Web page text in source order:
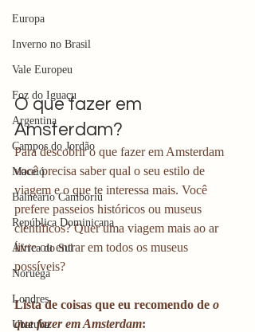
Europa
Inverno no Brasil
Vale Europeu
Foz do Iguaçu
Argentina
Campos do Jordão
Maceió
Balneário Camboriú
República Dominicana
África do Sul
Noruega
Londres
Ubatuba
O que fazer em
Amsterdam?
Para descobrir o que fazer em Amsterdam
você precisa saber qual o seu estilo de
viagem e o que te interessa mais. Você
prefere passeios históricos ou museus
científicos? Quer uma viagem mais ao ar
livre ou entrar em todos os museus
possíveis?
Lista de coisas que eu recomendo de o
que fazer em Amsterdam: